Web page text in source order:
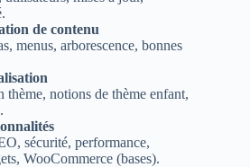
de contenu
menus, arborescence, bonnes
thème, notions de thème enfant,
sécurité, performance,
WooCommerce (bases).